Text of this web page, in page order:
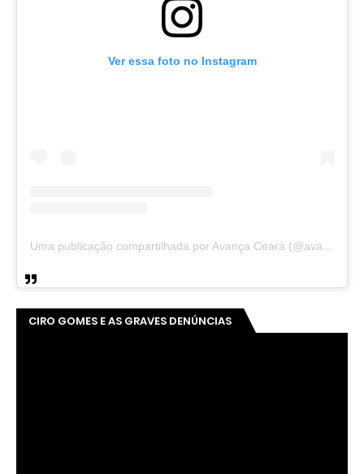
Ver essa foto no Instagram
Uma publicação compartilhada por Avança Ceará (@avancaceara)
CIRO GOMES E AS GRAVES DENÚNCIAS